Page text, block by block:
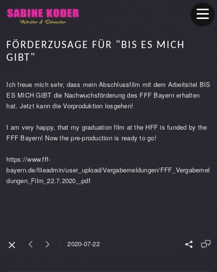
FÖRDERZUSAGE FÜR "BIS ES MICH
GIBT"
Ich freue mich sehr, dass mein Abschlussfilm mit dem Arbeitsitel BIS
ES MICH GIBT die Nachwuchsförderung des FFF Bayern erhalten
hat. Jetzt kann die Vorproduktion losgehen!
I am very happy, that my graduation film at the HFF is funded by the
FFF Bayern! Now the pre-production is ready to go!
https://www.fff-
bayern.de/fileadmin/user_upload/Vergabemeldungen/FFF_Vergabemel
dungen_Film_22.7.2020_.pdf
2020-07-22